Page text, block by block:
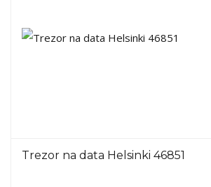
Trezor na data Helsinki 46851